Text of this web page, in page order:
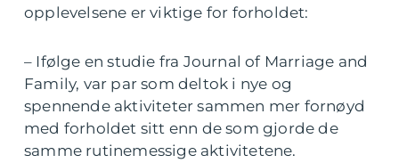
opplevelsene er viktige for forholdet:
– Ifølge en studie fra Journal of Marriage and
Family, var par som deltok i nye og
spennende aktiviteter sammen mer fornøyd
med forholdet sitt enn de som gjorde de
samme rutinemessige aktivitetene.